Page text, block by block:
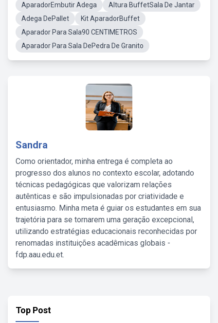
AparadorEmbutir Adega
Altura BuffetSala De Jantar
Adega DePallet
Kit AparadorBuffet
Aparador Para Sala90 CENTIMETROS
Aparador Para Sala DePedra De Granito
Sandra
Como orientador, minha entrega é completa ao
progresso dos alunos no contexto escolar, adotando
técnicas pedagógicas que valorizam relações
autênticas e são impulsionadas por criatividade e
entusiasmo. Minha meta é guiar os estudantes em sua
trajetória para se tornarem uma geração excepcional,
utilizando estratégias educacionais reconhecidas por
renomadas instituições acadêmicas globais -
fdp.aau.edu.et.
Top Post